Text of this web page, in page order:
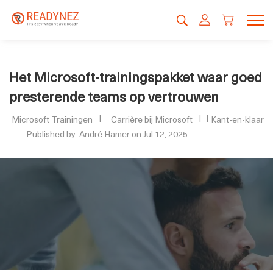
Het Microsoft-trainingspakket waar goed
presterende teams op vertrouwen
Microsoft Trainingen Carrière bij Microsoft
Kant-en-klaar
Published by: André Hamer on Jul 12, 2025